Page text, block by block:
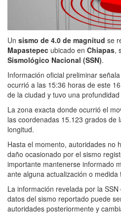
Un sismo de 4.0 de magnitud se
Mapastepec ubicado en Chiapas,
Sismológico Nacional (SSN).
Información oficial preliminar
ocurrió a las 15:36 horas de este
de la ciudad y tuvo una
La zona exacta donde ocurrió el
las coordenadas 15.123 grados de
longitud.
Hasta el momento, autoridades no
daño ocasionado por el sismo
importante mantenerse informado
ante alguna actualización o medida
La información revelada por la
datos del sismo reportado puede
autoridades posteriormente y